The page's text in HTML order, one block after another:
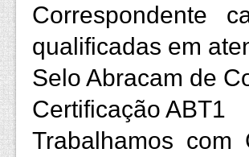
Correspondente
qualificadas em
Selo Abracam de
Certificação ABT1
Trabalhamos